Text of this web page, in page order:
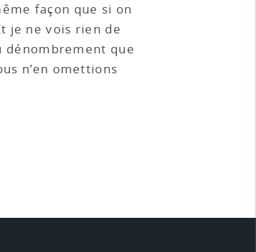
façon que si on
je ne vois rien de
dénombrement que
n’en omettions